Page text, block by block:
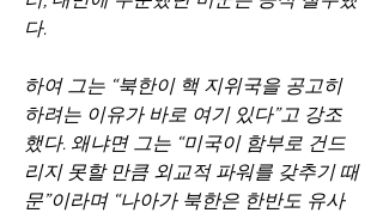
다.
하여 그는 “북한이 핵 지위국을 공고히
하려는 이유가 바로 여기 있다”고 강조
했다. 왜냐면 그는 “미국이 함부로 건드
리지 못할 만큼 외교적 파워를 갖추기 때
문”이라며 “나아가 북한은 한반도 유사